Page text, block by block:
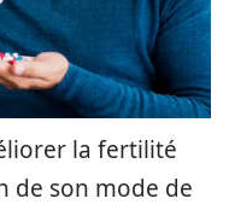
la fertilité
de son mode de